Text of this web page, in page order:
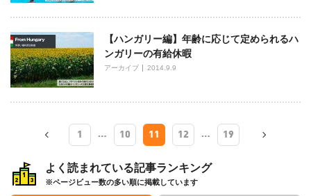
【ハンガリー編】年齢に応じて定められるハ
ンガリーの有給休暇
アーカイブ 2014.9.9
1 … 10 11 12 … 19
よく読まれている記事ランキング
※ページビュー数の多い順に掲載しています